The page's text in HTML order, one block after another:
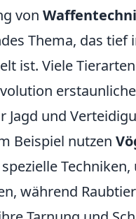
von
Thema, das tief
ist. Viele
erstaunliche
Jagd und
Beispiel nutzen
während